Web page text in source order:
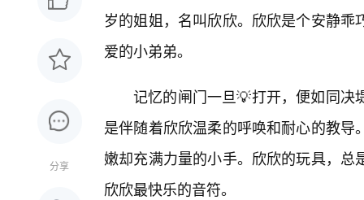
分享
岁的姐姐，名叫欣欣。欣欣是个安静
爱的小弟弟。
记忆的闸门一旦💡打开，便如同决
是伴随着欣欣温柔的呼唤和耐心的教
嫩却充满力量的小手。欣欣的玩具，
欣欣最快乐的音符。